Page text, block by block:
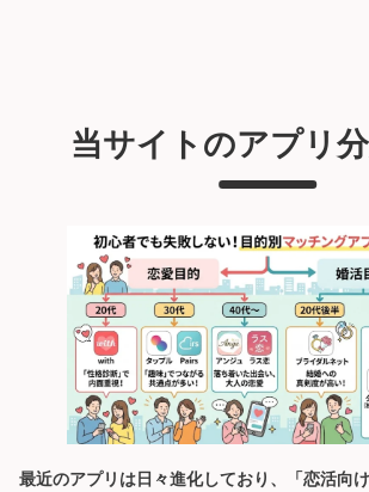
当サイトのアプリ
最近のアプリは日々進化しており、「恋活向